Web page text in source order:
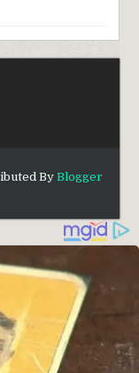
By Blogger